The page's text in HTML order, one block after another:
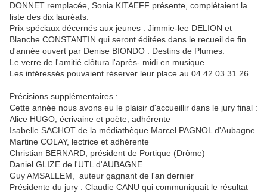
DONNET remplacée, Sonia KITAEFF présente, complétaient la
liste des dix lauréats.
Prix spéciaux décernés aux jeunes : Jimmie-lee DELION et
Blanche CONSTANTIN qui seront éditées dans le recueil de fin
d'année ouvert par Denise BIONDO : Destins de Plumes.
Le verre de l'amitié clôtura l'après- midi en musique.
Les intéressés pouvaient réserver leur place au 04 42 03 31 26 .
Précisions supplémentaires :
Cette année nous avons eu le plaisir d'accueillir dans le jury final :
Alice HUGO, écrivaine et poète, adhérente
Isabelle SACHOT de la médiathèque Marcel PAGNOL d'Aubagne
Martine COLAY, lectrice et adhérente
Christian BERNARD, président de Portique (Drôme)
Daniel GLIZE de l'UTL d'AUBAGNE
Guy AMSALLEM, auteur gagnant de l'an dernier
Présidente du jury : Claudie CANU qui communiquait le résultat